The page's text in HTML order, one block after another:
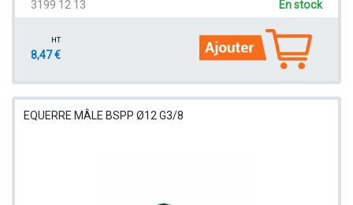
3199 12 13 En stock
HT
8,47 €
EQUERRE MÂLE BSPP Ø12 G3/8